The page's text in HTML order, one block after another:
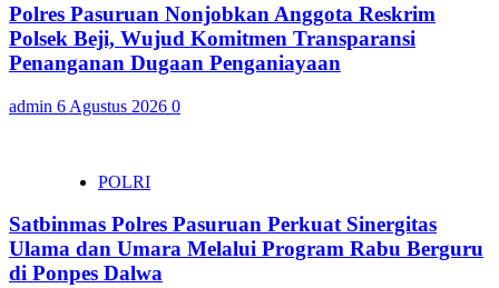
Polres Pasuruan Nonjobkan Anggota Reskrim
Polsek Beji, Wujud Komitmen Transparansi
Penanganan Dugaan Penganiayaan
admin 6 Agustus 2026 0
POLRI
Satbinmas Polres Pasuruan Perkuat Sinergitas
Ulama dan Umara Melalui Program Rabu Berguru
di Ponpes Dalwa